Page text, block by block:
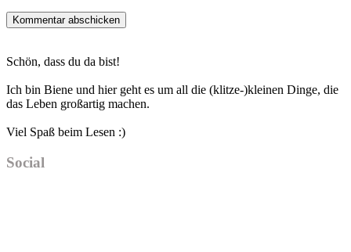
Sidebar
Schön, dass du da bist!
Ich bin Biene und hier geht es um all die (klitze-)kleinen Dinge, die
das Leben großartig machen.
Viel Spaß beim Lesen :)
Social